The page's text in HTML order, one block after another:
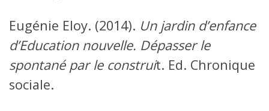
Eugénie Eloy. (2014). Un jardin d’enfance
d’Education nouvelle. Dépasser le
spontané par le construit. Ed. Chronique
sociale.